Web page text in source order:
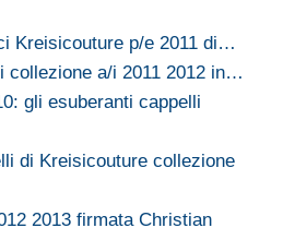
Kreisicouture p/e 2011 di…
collezione a/i 2011 2012 in…
gli esuberanti cappelli
di Kreisicouture collezione
2013 firmata Christian